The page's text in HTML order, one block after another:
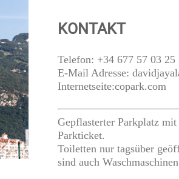
KONTAKT
Telefon: +34 677 57 03 25
E-Mail Adresse:
Internetseite:copark.com
Gepflasterter Parkplatz
Parkticket.
Toiletten nur tagsüber
sind auch